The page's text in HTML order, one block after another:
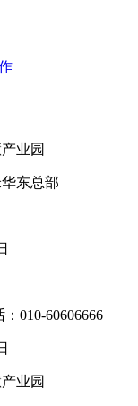
业园
东总部
010-60606666
业园